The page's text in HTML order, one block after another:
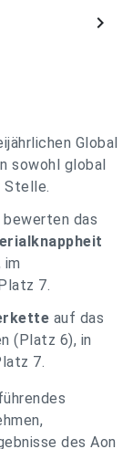
chevron_right
Global
sowohl global
Stelle.
bewerten das
im
7.
auf das
(Platz 6), in
7.
des Aon